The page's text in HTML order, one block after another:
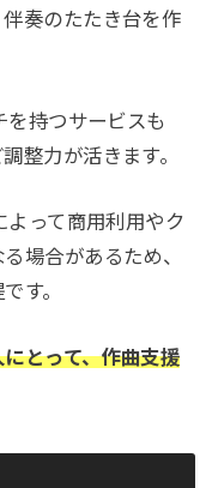
奏のたたき台を作
持つサービスも
整力が活きます。
って商用利用やク
場合があるため、
す。
とって、作曲支援